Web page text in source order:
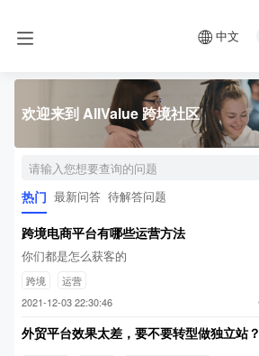
中文
欢迎来到 AllValue 跨境社区
热门 最新问答 待解答问题
跨境电商平台有哪些运营方法
你们都是怎么获客的
跨境
运营
2021-12-03 22:30:46
外贸平台效果太差，要不要转型做独立站？